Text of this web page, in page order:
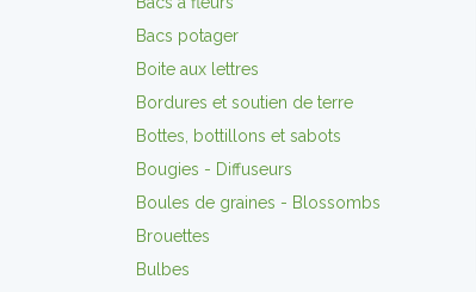
Bacs potager
Boite aux lettres
Bordures et soutien de terre
Bottes, bottillons et sabots
Bougies - Diffuseurs
Boules de graines - Blossombs
Brouettes
Bulbes